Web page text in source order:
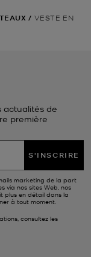
/ VESTE EN
actualités de
première
S'INSCRIRE
marketing de la part
via nos sites Web, nos
plus en détail dans la
à tout moment.
consultez les